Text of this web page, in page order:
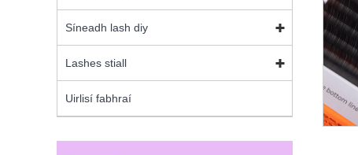
Síneadh lash diy
Lashes stiall
Uirlisí fabhraí